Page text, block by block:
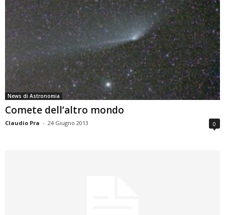
News di Astronomia
Comete dell’altro mondo
Claudio Pra - 24 Giugno 2013 0